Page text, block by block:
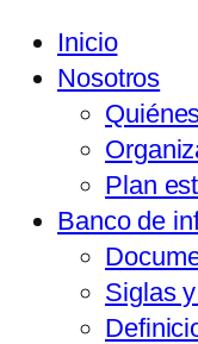
Inicio
Nosotros
Plan
Banco de
Siglas